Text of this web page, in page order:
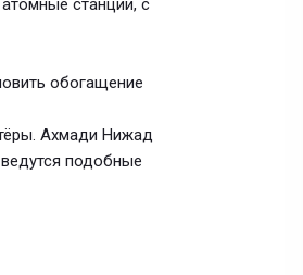
станции, с
обогащение
Ахмади Нижад
подобные